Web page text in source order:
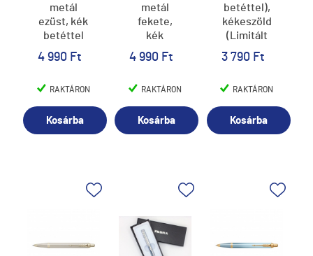
metál
ezüst, kék
betéttel
4 990 Ft
RAKTÁRON
Kosárba
metál
fekete,
kék
betéttel
4 990 Ft
RAKTÁRON
Kosárba
betéttel),
kékeszöld
(Limitált
Kiadás),
283 (5)
3 790 Ft
RAKTÁRON
Kosárba